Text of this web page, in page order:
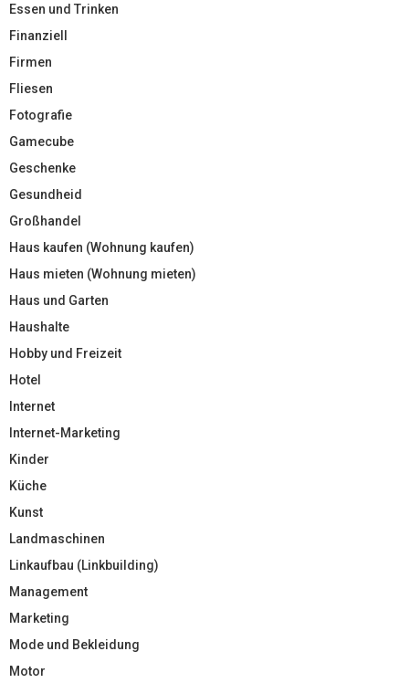
Essen und Trinken
Finanziell
Firmen
Fliesen
Fotografie
Gamecube
Geschenke
Gesundheid
Großhandel
Haus kaufen (Wohnung kaufen)
Haus mieten (Wohnung mieten)
Haus und Garten
Haushalte
Hobby und Freizeit
Hotel
Internet
Internet-Marketing
Kinder
Küche
Kunst
Landmaschinen
Linkaufbau (Linkbuilding)
Management
Marketing
Mode und Bekleidung
Motor